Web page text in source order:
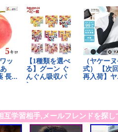
互学習相手,メールフレンドを探し